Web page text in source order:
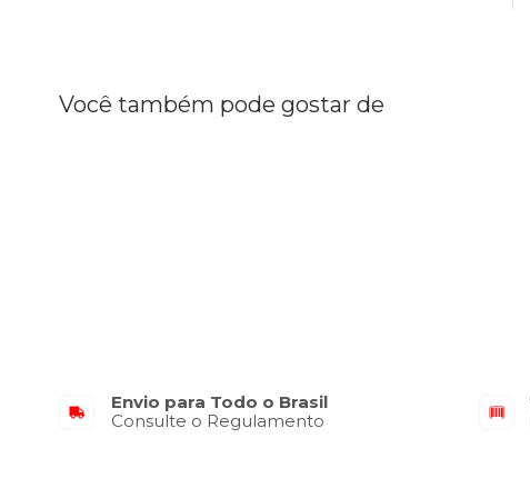
Você também pode gostar de
Envio para Todo o Brasil
Consulte o Regulamento